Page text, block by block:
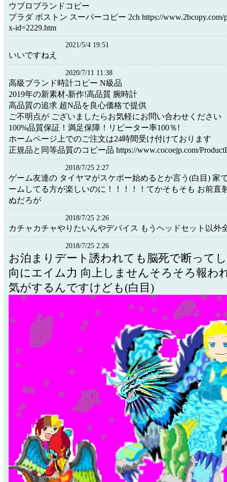
ウブロブランドコピー
プラダ ボストン スーパーコピー 2ch https://www.2bcopy.com/
x-id=2229.htm
2021/5/4 19:51
いいですねえ
2020/7/11 11:38
高級ブランド時計コピー N級品
2019年の新素材-新作!高品質 腕時計
高品質の追求 超N品を良心価格で提供
ご不明点が ございましたらお気軽にお問い合わせください
100%品質保証！満足保障！リピーター率100％!
ホームページ上でのご注文は24時間受け付けております
正規品と同等品質のコピー品 https://www.cocoejp.com/
2018/7/25 2:27
ゲーム友達の タイヤマがスケボー始めるとか言う(白目) 家
ームしてる方が楽しいのに！！！！！てかそもそも お前直
ぬだろが
2018/7/25 2:26
カチャカチャやりたいんやデバイス もうヘッドセット以外
2018/7/25 2:26
お泊まりデート誘われても脳死で断って
向にエイム力 向上しませんそろそろ報わ
気がするんですけども(白目)